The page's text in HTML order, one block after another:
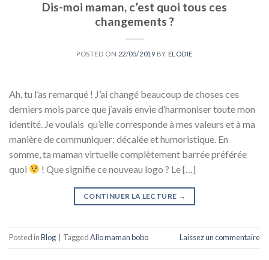
Dis-moi maman, c’est quoi tous ces
changements ?
POSTED ON 22/05/2019 BY ELODIE
Ah, tu l’as remarqué ! J’ai changé beaucoup de choses ces
derniers mois parce que j’avais envie d’harmoniser toute mon
identité. Je voulais qu’elle corresponde à mes valeurs et à ma
manière de communiquer: décalée et humoristique. En
somme, ta maman virtuelle complètement barrée préférée
quoi
! Que signifie ce nouveau logo ? Le […]
CONTINUER LA LECTURE →
Posted inBlog TaggedAllo maman bobo Laissez un commentaire